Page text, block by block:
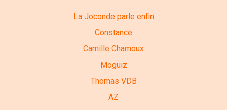
La Joconde parle enfin
Constance
Camille Chamoux
Moguiz
Thomas VDB
AZ